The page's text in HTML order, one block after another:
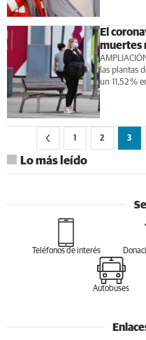
El
muertes
las plantas
un 11,52 %
1 2 3
Lo más leído
Teléfonos de interés
Autobuses